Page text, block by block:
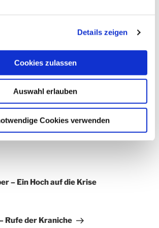
Details zeigen
Cookies zulassen
Auswahl erlauben
Cookies verwenden
,KURZGESCHICHTEN,
,WERTESALAT
– Ein Hoch auf die Krise
Rufe der Kraniche